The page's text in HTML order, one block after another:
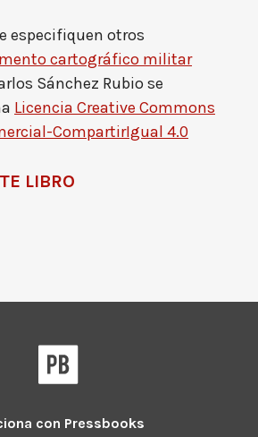
especifiquen otros
cartográfico militar
Sánchez Rubio se
Licencia Creative Commons
CompartirIgual 4.0
LIBRO
con Pressbooks